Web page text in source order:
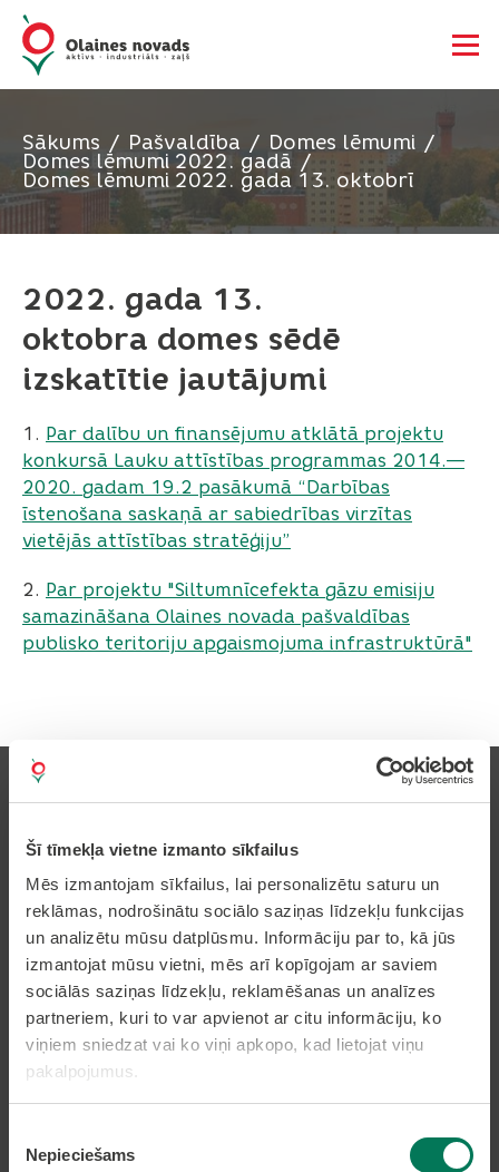
Šī tīmekļa vietne izmanto sīkfailus
Mēs izmantojam sīkfailus, lai personalizētu saturu un
reklāmas, nodrošinātu sociālo saziņas līdzekļu funkcijas
un analizētu mūsu datplūsmu. Informāciju par to, kā jūs
izmantojat mūsu vietni, mēs arī kopīgojam ar saviem
sociālās saziņas līdzekļu, reklamēšanas un analīzes
partneriem, kuri to var apvienot ar citu informāciju, ko
viņiem sniedzat vai ko viņi apkopo, kad lietojat viņu
pakalpojumus.
izvēle
Nepieciešams
Sākums Pašvaldība Domes lēmumi
Domes lēmumi 2022. gadā
Domes lēmumi 2022. gada 13. oktobrī
2022. gada 13.
oktobra domes sēdē
izskatītie jautājumi
1. Par dalību un finansējumu atklātā projektu
konkursā Lauku attīstības programmas 2014.—
2020. gadam 19.2 pasākumā “Darbības
īstenošana saskaņā ar sabiedrības virzītas
vietējās attīstības stratēģiju”
2. Par projektu "Siltumnīcefekta gāzu emisiju
samazināšana Olaines novada pašvaldības
publisko teritoriju apgaismojuma infrastruktūrā"
Pakalpojumi
Dzīvesvietas deklarēšana
Pieteikt bērnu pirmsskolas izglītības iestādē
epakalpojumi.lv